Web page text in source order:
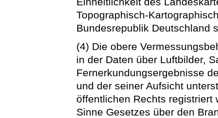
Topographisch-
Bundesrepublik Deutschland
(4) Die obere
in der Daten über Luftbilder,
Fernerkundungsergebnisse
und der seiner Aufsicht
öffentlichen Rechts registriert
Sinne Gesetzes über den